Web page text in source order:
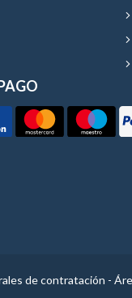
de contratación -